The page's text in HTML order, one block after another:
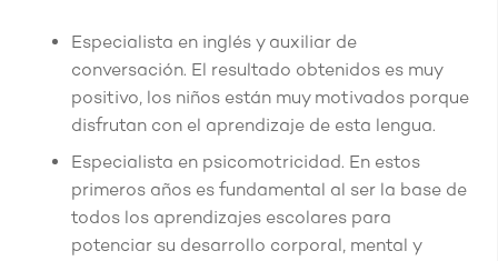
Especialista en inglés y auxiliar de
conversación. El resultado obtenidos es muy
positivo, los niños están muy motivados porque
disfrutan con el aprendizaje de esta lengua.
Especialista en psicomotricidad. En estos
primeros años es fundamental al ser la base de
todos los aprendizajes escolares para
potenciar su desarrollo corporal, mental y